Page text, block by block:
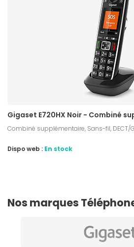
Gigaset E720HX Noir - Combiné
Combiné supplémentaire, Sans-fil, DECT/
Dispo web : En stock
Nos marques